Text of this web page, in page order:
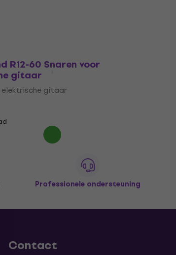
R12-60 Snaren voor
gitaar
elektrische gitaar
Professionele ondersteuning
Contact